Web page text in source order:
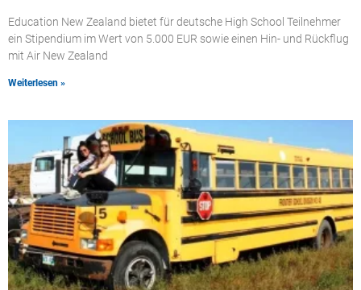
Education New Zealand bietet für deutsche High School Teilnehmer
ein Stipendium im Wert von 5.000 EUR sowie einen Hin- und Rückflug
mit Air New Zealand
Weiterlesen »